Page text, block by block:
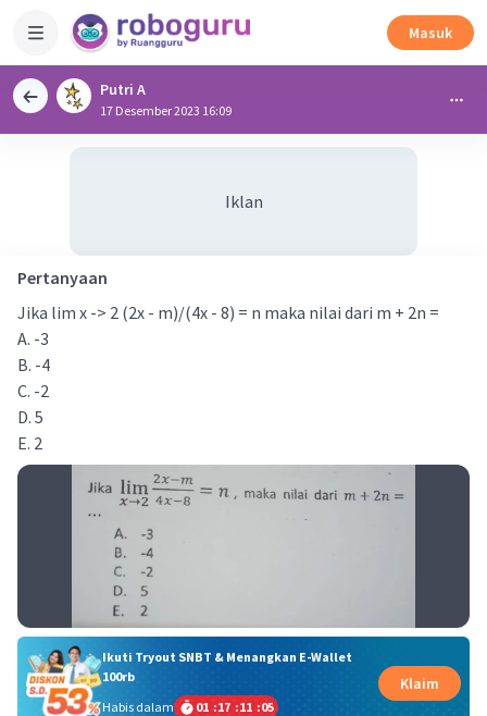
Masuk
Putri A
17 Desember 2023 16:09
Iklan
Pertanyaan
Jika lim x -> 2 (2x - m)/(4x - 8) = n maka nilai dari m + 2n =
A. -3
B. -4
C. -2
D. 5
E. 2
Ikuti Tryout SNBT & Menangkan E-Wallet
100rb
Habis dalam
01 :17 :11 :04
Klaim